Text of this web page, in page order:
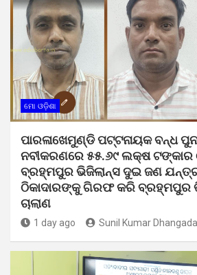
ମୋ ଓଡ଼ିଶା
ପାରଳାଖେମୁଣ୍ଡି ପଟ୍ଟନାୟକ ବନ୍ଧ
ନବୀକରଣରେ ୫୫.୬୯ ଲକ୍ଷ ଟଙ୍କାର
ବ୍ରହ୍ମପୁର ଭିଜିଲାନ୍ସ ଦୁଇ ଜଣ
ଠିକାଦାରଙ୍କୁ ଗିରଫ କରି ବ୍ରହ୍ମପୁର
ଚାଲାଣ
1 day ago Sunil Kumar